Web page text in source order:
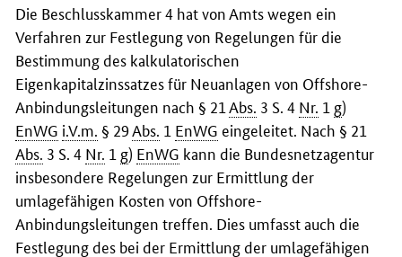
Die Beschlusskammer 4 hat von Amts wegen ein
Verfahren zur Festlegung von Regelungen für die
Bestimmung des kalkulatorischen
Eigenkapitalzinssatzes für Neuanlagen von Offshore-
Anbindungsleitungen nach § 21 Abs. 3 S. 4 Nr. 1 g)
EnWG i.V.m. § 29Abs. 1 EnWG eingeleitet. Nach § 21
Abs. 3 S. 4 Nr. 1 g) EnWG kann die Bundesnetzagentur
insbesondere Regelungen zur Ermittlung der
umlagefähigen Kosten von Offshore-
Anbindungsleitungen treffen. Dies umfasst auch die
Festlegung des bei der Ermittlung der umlagefähigen